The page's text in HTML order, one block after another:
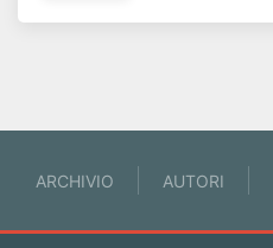
ARCHIVIO AUTORI